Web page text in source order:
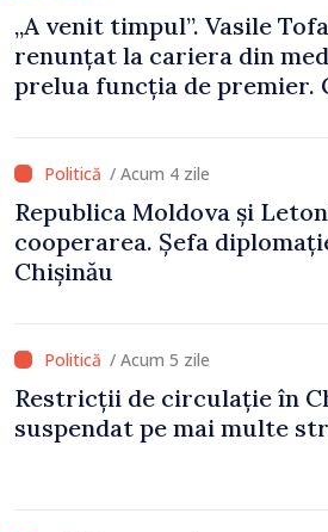
„A venit timpul”. Vasile
renunțat la cariera din
prelua funcția de premier.
/ Acum 4 zile
Republica Moldova și
cooperarea. Șefa
Chișinău
/ Acum 5 zile
Restricții de circulație în
suspendat pe mai multe